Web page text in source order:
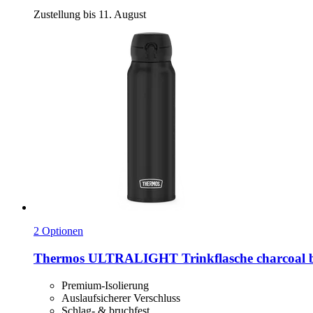
Zustellung bis 11. August
2 Optionen
Thermos ULTRALIGHT Trinkflasche charcoal
Premium-Isolierung
Auslaufsicherer Verschluss
Schlag- & bruchfest